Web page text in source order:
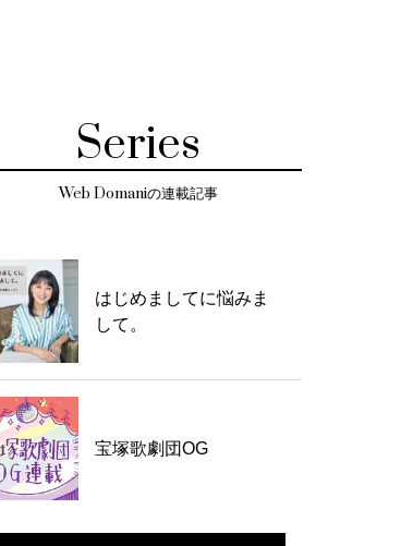
Series
Web Domaniの連載記事
はじめましてに悩みま
して。
宝塚歌劇団OG